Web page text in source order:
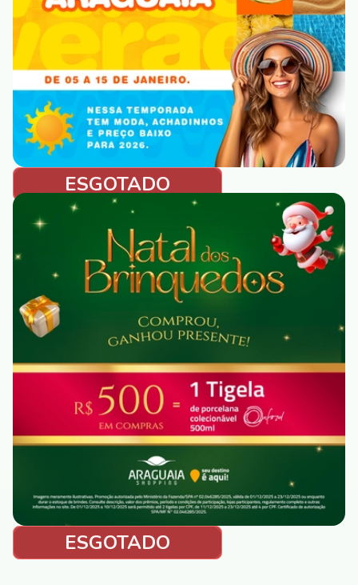
ESGOTADO
ESGOTADO